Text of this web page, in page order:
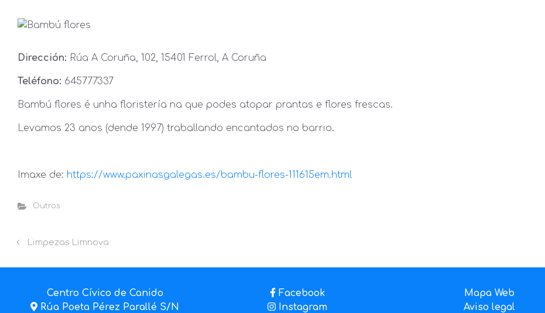
Dirección: Rúa A Coruña, 102, 15401 Ferrol, A Coruña
Teléfono: 645777337
Bambú flores é unha floristería na que podes atopar prantas e flores frescas.
Levamos 23 anos (dende 1997) traballando encantados no barrio.
Imaxe de: https://www.paxinasgalegas.es/bambu-flores-111615em.html
Outros
Limpezas Limnova
Centro Cívico de Canido
Rúa Poeta Pérez Parallé S/N
Facebook
Instagram
Mapa Web
Aviso legal